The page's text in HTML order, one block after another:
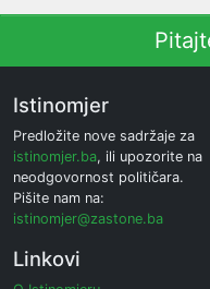
Istinomjer
Predložite nove sadržaje za
istinomjer.ba, ili upozorite na
neodgovornost političara.
Pišite nam na:
istinomjer@zastone.ba
Linkovi